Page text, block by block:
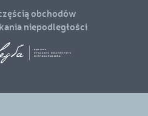
obchodów
niepodległości